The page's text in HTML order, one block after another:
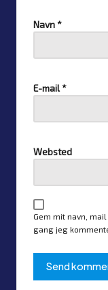
Navn*
E-mail*
Websted
Gem mit navn,
gang jeg